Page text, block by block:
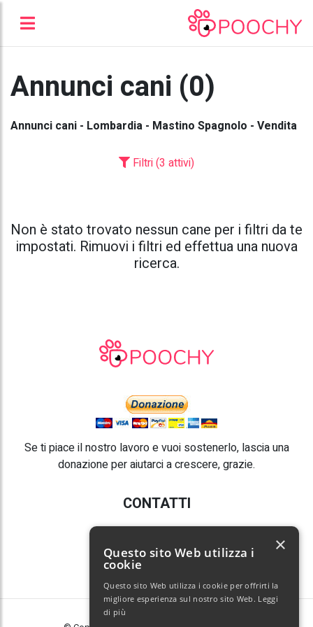
Annunci cani (0)
Annunci cani - Lombardia - Mastino Spagnolo - Vendita
Filtri (3 attivi)
Non è stato trovato nessun cane per i filtri da te
impostati. Rimuovi i filtri ed effettua una nuova
ricerca.
Se ti piace il nostro lavoro e vuoi sostenerlo, lascia una
donazione per aiutarci a crescere, grazie.
CONTATTI
E-mail:info@poochy.it
Questo sito Web utilizza i
cookie
Questo sito Web utilizza i cookie per offrirti la
migliore esperienza sul nostro sito Web. Leggi
di più
×